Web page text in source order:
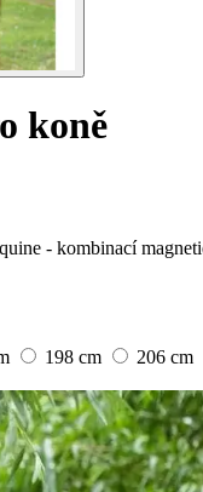
koně
- kombinací
198 cm 206 cm